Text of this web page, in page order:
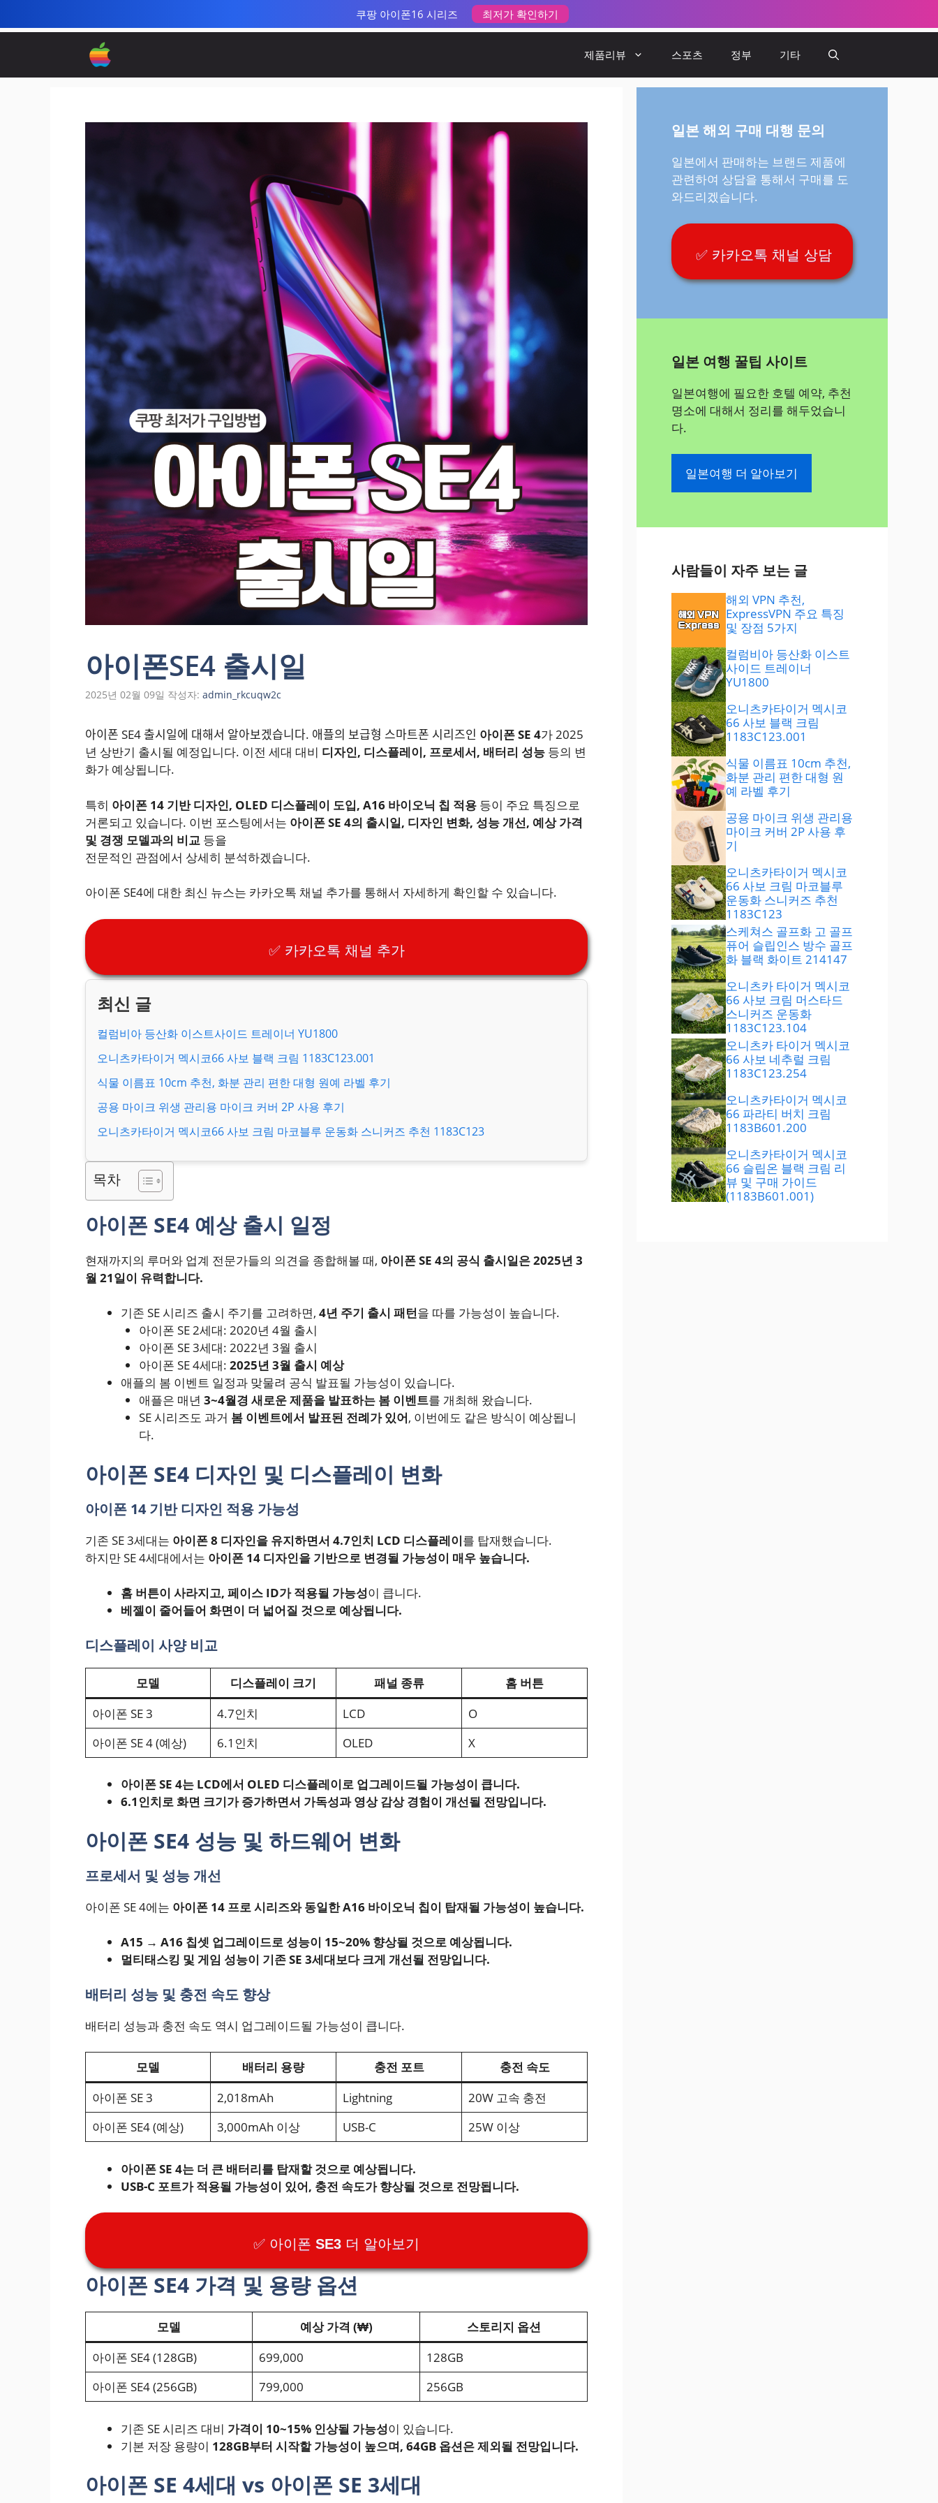
쿠팡 아이폰16 시리즈 최저가 확인하기
컨
제품리뷰 스포츠 정부 기타
아이폰SE4 출시일
2025년 02월 09일 작성자: admin_rkcuqw2c
아이폰 SE4 출시일에 대해서 알아보겠습니다. 애플의 보급형 스마트폰 시리즈인 아이폰 SE 4가 2025
년 상반기 출시될 예정입니다. 이전 세대 대비 디자인, 디스플레이, 프로세서, 배터리 성능 등의 변
화가 예상됩니다.
특히 아이폰 14 기반 디자인, OLED 디스플레이 도입, A16 바이오닉 칩 적용 등이 주요 특징으로
거론되고 있습니다. 이번 포스팅에서는 아이폰 SE 4의 출시일, 디자인 변화, 성능 개선, 예상 가격
및 경쟁 모델과의 비교 등을
전문적인 관점에서 상세히 분석하겠습니다.
아이폰 SE4에 대한 최신 뉴스는 카카오톡 채널 추가를 통해서 자세하게 확인할 수 있습니다.
✅ 카카오톡 채널 추가
컬럼비아 등산화 이스트사이드 트레이너 YU1800
오니츠카타이거 멕시코66 사보 블랙 크림 1183C123.001
식물 이름표 10cm 추천, 화분 관리 편한 대형 원예 라벨 후기
공용 마이크 위생 관리용 마이크 커버 2P 사용 후기
오니츠카타이거 멕시코66 사보 크림 마코블루 운동화 스니커즈 추천 1183C123
목차
아이폰 SE4 예상 출시 일정
현재까지의 루머와 업계 전문가들의 의견을 종합해볼 때, 아이폰 SE 4의 공식 출시일은 2025년 3
월 21일이 유력합니다.
기존 SE 시리즈 출시 주기를 고려하면, 4년 주기 출시 패턴을 따를 가능성이 높습니다.
아이폰 SE 2세대: 2020년 4월 출시
아이폰 SE 3세대: 2022년 3월 출시
아이폰 SE 4세대: 2025년 3월 출시 예상
애플의 봄 이벤트 일정과 맞물려 공식 발표될 가능성이 있습니다.
애플은 매년 3~4월경 새로운 제품을 발표하는 봄 이벤트를 개최해 왔습니다.
SE 시리즈도 과거 봄 이벤트에서 발표된 전례가 있어, 이번에도 같은 방식이 예상됩니
다.
아이폰 SE4 디자인 및 디스플레이 변화
아이폰 14 기반 디자인 적용 가능성
기존 SE 3세대는 아이폰 8 디자인을 유지하면서 4.7인치 LCD 디스플레이를 탑재했습니다.
하지만 SE 4세대에서는 아이폰 14 디자인을 기반으로 변경될 가능성이 매우 높습니다.
홈 버튼이 사라지고, 페이스 ID가 적용될 가능성이 큽니다.
베젤이 줄어들어 화면이 더 넓어질 것으로 예상됩니다.
디스플레이 사양 비교
모델 디스플레이 크기 패널 종류
홈 버튼
아이폰 SE 3
4.7인치 LCD
O
아이폰 SE 4 (예상)
6.1인치 OLED X
아이폰 SE 4는 LCD에서 OLED 디스플레이로 업그레이드될 가능성이 큽니다.
6.1인치로 화면 크기가 증가하면서 가독성과 영상 감상 경험이 개선될 전망입니다.
아이폰 SE4 성능 및 하드웨어 변화
프로세서 및 성능 개선
아이폰 SE 4에는 아이폰 14 프로 시리즈와 동일한 A16 바이오닉 칩이 탑재될 가능성이 높습니다.
A15 → A16 칩셋 업그레이드로 성능이 15~20% 향상될 것으로 예상됩니다.
멀티태스킹 및 게임 성능이 기존 SE 3세대보다 크게 개선될 전망입니다.
배터리 성능 및 충전 속도 향상
배터리 성능과 충전 속도 역시 업그레이드될 가능성이 큽니다.
모델 배터리 용량 충전 포트
충전 속도
아이폰 SE 3
2,018mAh Lightning
20W 고속 충전
아이폰 SE4 (예상)
3,000mAh 이상 USB-C 25W 이상
아이폰 SE 4는 더 큰 배터리를 탑재할 것으로 예상됩니다.
USB-C 포트가 적용될 가능성이 있어, 충전 속도가 향상될 것으로 전망됩니다.
✅ 아이폰 SE3 더 알아보기
아이폰 SE4 가격 및 용량 옵션
모델 예상 가격 (₩)
스토리지 옵션
아이폰 SE4 (128GB)
699,000
128GB
아이폰 SE4 (256GB)
799,000 256GB
기존 SE 시리즈 대비 가격이 10~15% 인상될 가능성이 있습니다.
기본 저장 용량이 128GB부터 시작할 가능성이 높으며, 64GB 옵션은 제외될 전망입니다.
아이폰 SE 4세대 vs 아이폰 SE 3세대
일본 해외 구매 대행 문의
일본에서 판매하는 브랜드 제품에
관련하여 상담을 통해서 구매를 도
와드리겠습니다.
✅ 카카오톡 채널 상담
일본 여행 꿀팁 사이트
일본여행에 필요한 호텔 예약, 추천
명소에 대해서 정리를 해두었습니
다.
일본여행 더 알아보기
사람들이 자주 보는 글
해외 VPN 추천,
ExpressVPN 주요 특징
및 장점 5가지
컬럼비아 등산화 이스트
사이드 트레이너
YU1800
오니츠카타이거 멕시코
66 사보 블랙 크림
1183C123.001
식물 이름표 10cm 추천,
화분 관리 편한 대형 원
예 라벨 후기
공용 마이크 위생 관리용
마이크 커버 2P 사용 후
기
오니츠카타이거 멕시코
66 사보 크림 마코블루
운동화 스니커즈 추천
1183C123
스케쳐스 골프화 고 골프
퓨어 슬립인스 방수 골프
화 블랙 화이트 214147
오니츠카 타이거 멕시코
66 사보 크림 머스타드
스니커즈 운동화
1183C123.104
오니츠카 타이거 멕시코
66 사보 네추럴 크림
1183C123.254
오니츠카타이거 멕시코
66 파라티 버치 크림
1183B601.200
오니츠카타이거 멕시코
66 슬립온 블랙 크림 리
뷰 및 구매 가이드
(1183B601.001)